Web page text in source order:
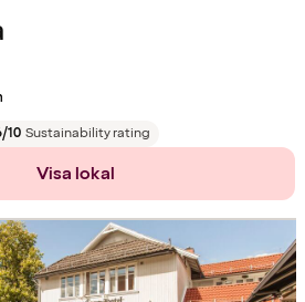
10 Sustainability rating
Visa lokal